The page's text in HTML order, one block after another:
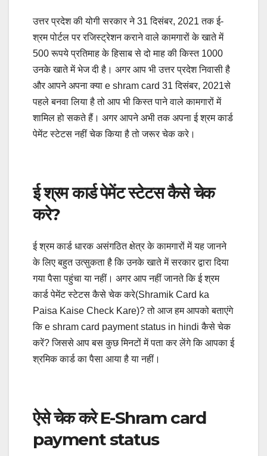
उत्तर प्रदेश की योगी सरकार ने 31 दिसंबर, 2021 तक ई-
श्रम पोर्टल पर रजिस्ट्रेशन कराने वाले कामगारों के खाते में
500 रूपये प्रतिमाह के हिसाब से दो माह की किस्त 1000
उनके खाते में भेज दी है। अगर आप भी उत्तर प्रदेश निवासी है
और आपने अपना क्या e shram card 31 दिसंबर, 2021से
पहले बनवा लिया है तो आप भी किस्त पाने वाले कामगारों में
शामिल हो सकते हैं। अगर आपने अभी तक अपना ई श्रम कार्ड
पेमेंट स्टेटस नहीं चेक किया है तो जरूर चेक करे।
ई श्रम कार्ड पेमेंट स्टेटस कैसे चेक
करे?
ई श्रम कार्ड धारक असंगठित क्षेत्र के कामगारों में यह जानने
के लिए बहुत उत्सुकता है कि उनके खाते में सरकार द्वारा दिया
गया पैसा पहुंचा या नहीं। अगर आप नहीं जानते कि ई श्रम
कार्ड पेमेंट स्टेटस कैसे चेक करे(Shramik Card ka
Paisa Kaise Check Kare)? तो आज हम आपको बताएंगे
कि e shram card payment status in hindi कैसे चेक
करें? जिससे आप बस कुछ मिनटों में पता कर लेंगे कि आपका ई
श्रमिक कार्ड का पैसा आया है या नहीं।
ऐसे चेक करे E-Shram card
payment status